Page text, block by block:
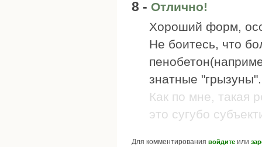
8 - Отлично!
Хороший форм,
Не боитесь, что
знатные "грызуны".
Как по мне, такая
это сугубо
Для комментирования войдите или